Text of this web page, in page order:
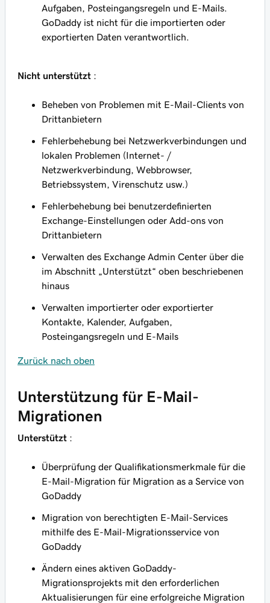
Aufgaben, Posteingangsregeln und E-Mails.
GoDaddy ist nicht für die importierten oder
exportierten Daten verantwortlich.
Nicht unterstützt :
Beheben von Problemen mit E-Mail-Clients von
Drittanbietern
Fehlerbehebung bei Netzwerkverbindungen und
lokalen Problemen (Internet- /
Netzwerkverbindung, Webbrowser,
Betriebssystem, Virenschutz usw.)
Fehlerbehebung bei benutzerdefinierten
Exchange-Einstellungen oder Add-ons von
Drittanbietern
Verwalten des Exchange Admin Center über die
im Abschnitt „Unterstützt“ oben beschriebenen
hinaus
Verwalten importierter oder exportierter
Kontakte, Kalender, Aufgaben,
Posteingangsregeln und E-Mails
Zurück nach oben
Unterstützung für E-Mail-
Migrationen
Unterstützt :
Überprüfung der Qualifikationsmerkmale für die
E-Mail-Migration für Migration as a Service von
GoDaddy
Migration von berechtigten E-Mail-Services
mithilfe des E-Mail-Migrationsservice von
GoDaddy
Ändern eines aktiven GoDaddy-
Migrationsprojekts mit den erforderlichen
Aktualisierungen für eine erfolgreiche Migration